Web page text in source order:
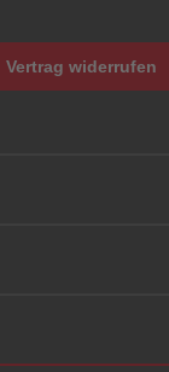
Vertrag widerrufen